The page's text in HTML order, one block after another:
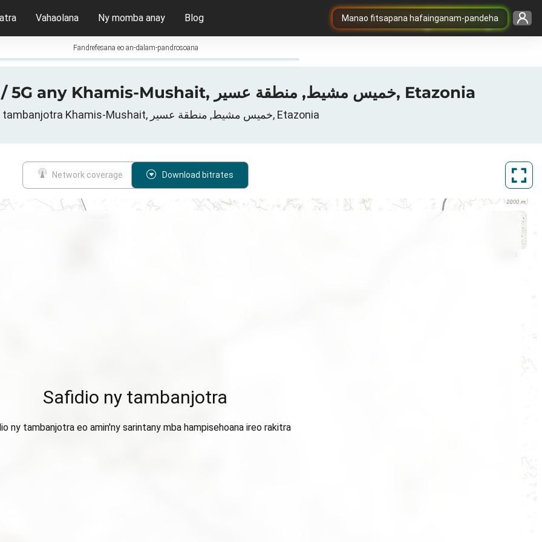
Manao fitsapana hafainganam-pandeha
Vahaolana Ny momba anay Blog
Fandrefesana eo an-dalam-pandrosoana
Sarintany bitrate 3G / 4G / 5G any Khamis-Mushait, خميس مشيط, منطقة عسير, Etazonia
Rakitra ny tambanjotra Khamis-Mushait, خميس مشيط, منطقة عسير, Etazonia
Network coverage Download bitrates
Safidio ny tambanjotra
ny tambanjotra eo amin'ny sarintany mba hampisehoana ireo rakitra